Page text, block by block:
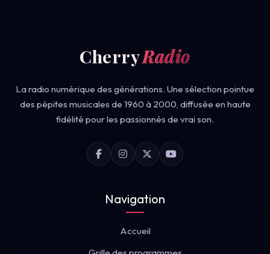
CherryRadio
La radio numérique des générations. Une sélection pointue
des pépites musicales de 1960 à 2000, diffusée en haute
fidélité pour les passionnés de vrai son.
Navigation
Accueil